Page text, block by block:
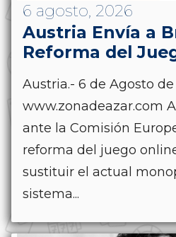
6 agosto, 2026
Austria Envía a
Reforma del
Austria.- 6 de Agosto de
www.zonadeazar.com
ante la Comisión
reforma del juego
sustituir el actual
sistema...